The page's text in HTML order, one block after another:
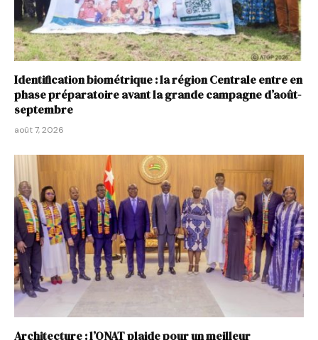
Identification biométrique : la région Centrale entre en
phase préparatoire avant la grande campagne d’août-
septembre
août 7, 2026
Architecture : l’ONAT plaide pour un meilleur